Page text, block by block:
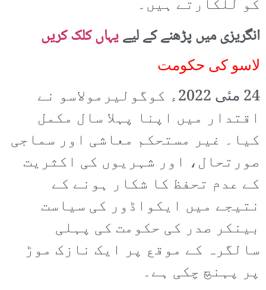
کو للکارتے ہیں۔
انگریزی میں پڑھنے کے لیےیہاں کلک کریں
لاسو کی حکومت
24 مئی 2022ء کوگولیرمولاسو نے
اقتدار میں اپنا پہلا سال مکمل
کیا۔ غیر مستحکم معاشی اور سماجی
صورتحال، اور شہریوں کی اکثریت
کے عدم تحفظ کا شکار ہونے کے
نتیجے میں ایکواڈور کی سیاست
بینکر صدر کی حکومت کی پہلی
سالگرہ کے موقع پر ایک نازک موڑ
پر پہنچ چکی ہے۔